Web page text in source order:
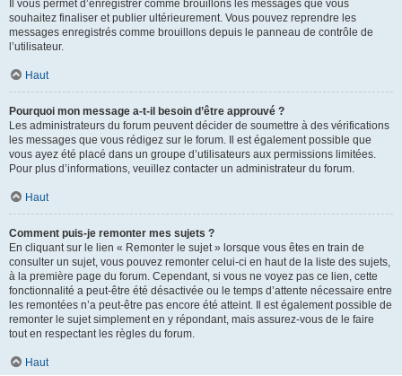
Il vous permet d’enregistrer comme brouillons les messages que vous
souhaitez finaliser et publier ultérieurement. Vous pouvez reprendre les
messages enregistrés comme brouillons depuis le panneau de contrôle de
l’utilisateur.
Haut
Pourquoi mon message a-t-il besoin d’être approuvé ?
Les administrateurs du forum peuvent décider de soumettre à des vérifications
les messages que vous rédigez sur le forum. Il est également possible que
vous ayez été placé dans un groupe d’utilisateurs aux permissions limitées.
Pour plus d’informations, veuillez contacter un administrateur du forum.
Haut
Comment puis-je remonter mes sujets ?
En cliquant sur le lien « Remonter le sujet » lorsque vous êtes en train de
consulter un sujet, vous pouvez remonter celui-ci en haut de la liste des sujets,
à la première page du forum. Cependant, si vous ne voyez pas ce lien, cette
fonctionnalité a peut-être été désactivée ou le temps d’attente nécessaire entre
les remontées n’a peut-être pas encore été atteint. Il est également possible de
remonter le sujet simplement en y répondant, mais assurez-vous de le faire
tout en respectant les règles du forum.
Haut